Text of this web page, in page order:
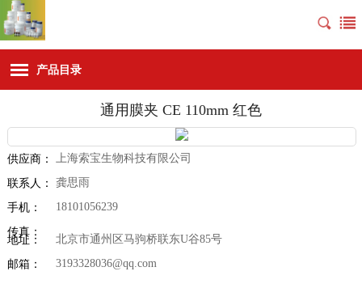
产品目录
通用膜夹 CE 110mm 红色
供应商： 上海索宝生物科技有限公司
联系人： 龚思雨
手机： 18101056239
传真：
地址： 北京市通州区马驹桥联东U谷85号
邮箱： 3193328036@qq.com